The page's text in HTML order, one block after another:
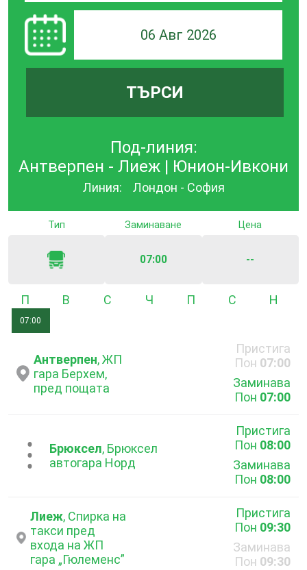
06 Авг 2026
ТЪРСИ
Под-линия:
Антверпен - Лиеж | Юнион-Ивкони
Линия: Лондон - София
Тип Заминаване
07:00
Цена
--
Понеделник
07:00
Вторник Четвъртък Събота
Антверпен, ЖП
гара Берхем,
пред пощата
Пристига
Пон 07:00
Заминава
Пон 07:00
...Брюксел, Брюксел
автогара Норд
Пристига
Пон 08:00
Заминава
Пон 08:00
Лиеж, Спирка на
такси пред
входа на ЖП
гара „Гюлеменс”
Пристига
Пон 09:30
Заминава
Пон 09:30